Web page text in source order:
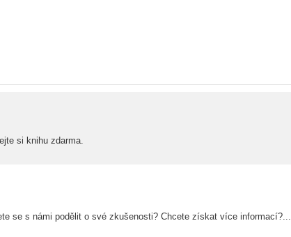
si knihu zdarma.
se s námi podělit o své zkušenosti? Chcete získat více informací?...